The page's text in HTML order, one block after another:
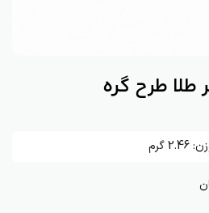
طلا طرح گره
2.46گرم